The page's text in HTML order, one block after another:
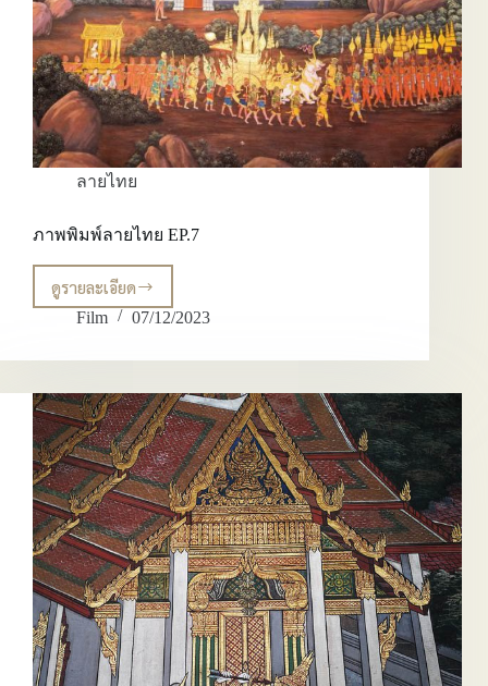
ลายไทย
ภาพพิมพ์ลายไทย EP.7
ดูรายละเอียด
ภาพ
พิมพ์
ไทย
Film 07/12/2023